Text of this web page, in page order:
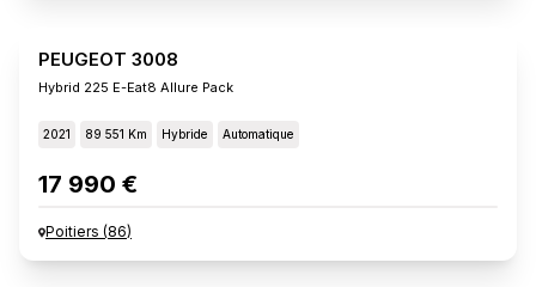
PEUGEOT 3008
Hybrid 225 E-Eat8 Allure Pack
2021 89 551 Km Hybride Automatique
17 990 €
Poitiers (86)